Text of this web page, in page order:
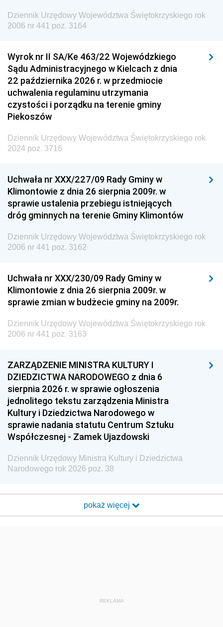
Dziennik Urzędowy Agencji Wywiadu
Dziennik Urzędowy Województwa Świętokrzyskiego rok
2006 nr 441 poz. 3164
Wyrok nr II SA/Ke 463/22 Wojewódzkiego
Sądu Administracyjnego w Kielcach z dnia
22 października 2026 r. w przedmiocie
uchwalenia regulaminu utrzymania
czystości i porządku na terenie gminy
Piekoszów
Dziennik Urzędowy Województwa Świętokrzyskiego rok
2024 poz. 3716
Uchwała nr XXX/227/09 Rady Gminy w
Klimontowie z dnia 26 sierpnia 2009r. w
sprawie ustalenia przebiegu istniejących
dróg gminnych na terenie Gminy Klimontów
Dziennik Urzędowy Województwa Świętokrzyskiego rok
2006 nr 441 poz. 3162
Uchwała nr XXX/230/09 Rady Gminy w
Klimontowie z dnia 26 sierpnia 2009r. w
sprawie zmian w budżecie gminy na 2009r.
Dziennik Urzędowy Województwa Świętokrzyskiego rok
2006 nr 441 poz. 3163
ZARZĄDZENIE MINISTRA KULTURY I
DZIEDZICTWA NARODOWEGO z dnia 6
sierpnia 2026 r. w sprawie ogłoszenia
jednolitego tekstu zarządzenia Ministra
Kultury i Dziedzictwa Narodowego w
sprawie nadania statutu Centrum Sztuku
Współczesnej - Zamek Ujazdowski
Dziennik Urzędowy Ministra Kultury i Dziedzictwa
Narodowego rok 2026 poz. 38
pokaż więcej
REKLAMA